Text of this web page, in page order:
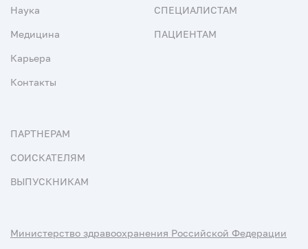
Наука
Медицина
Карьера
Контакты
СПЕЦИАЛИСТАМ
ПАЦИЕНТАМ
ПАРТНЕРАМ
СОИСКАТЕЛЯМ
ВЫПУСКНИКАМ
Министерство здравоохранения Российской Федерации